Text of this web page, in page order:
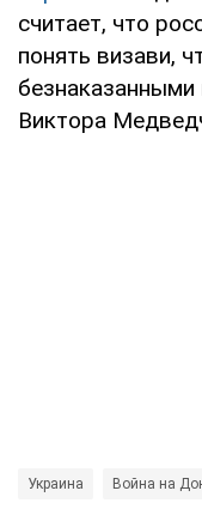
считает, что
понять визави,
Виктора
Украина Война на